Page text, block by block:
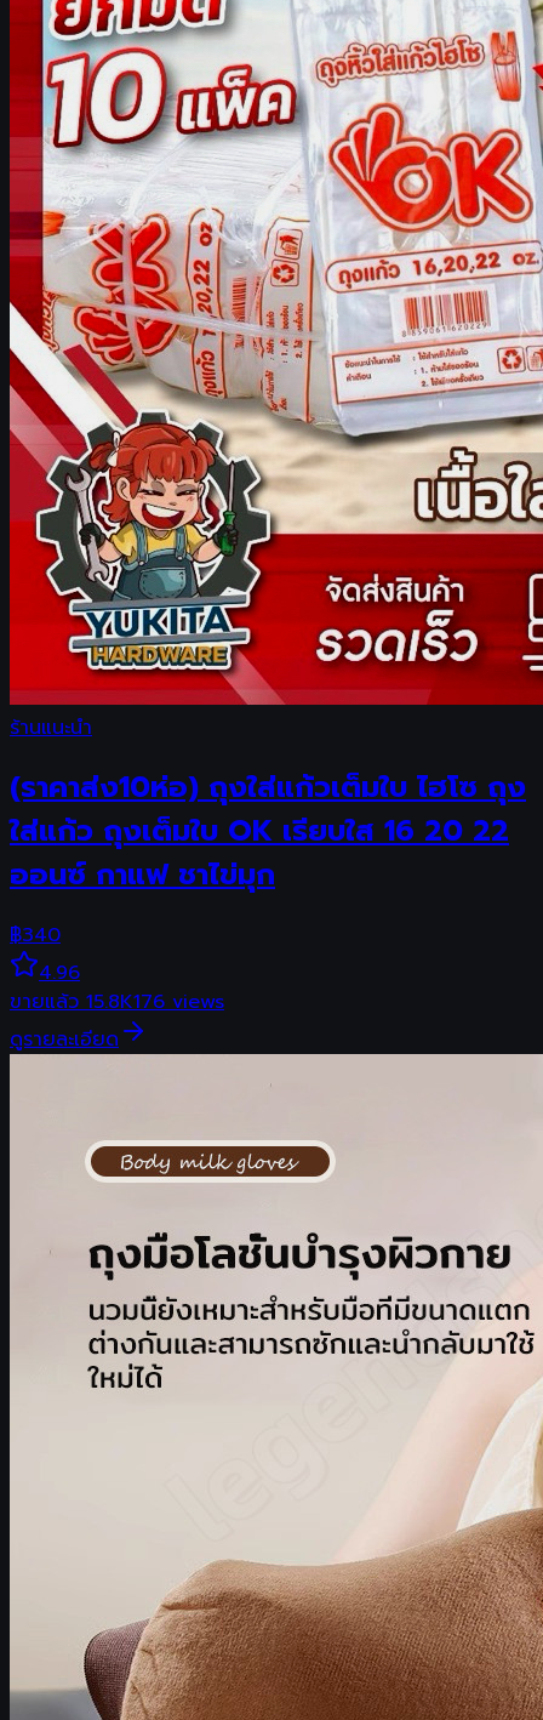
ร้านแนะนำ
(ราคาส่ง10ห่อ) ถุงใส่แก้วเต็มใบ ไฮโซ ถุง
ใส่แก้ว ถุงเต็มใบ OK เรียบใส 16 20 22
ออนซ์ กาแฟ ชาไข่มุก
฿340
4.96
ขายแล้ว15.8K176views
ดูรายละเอียด